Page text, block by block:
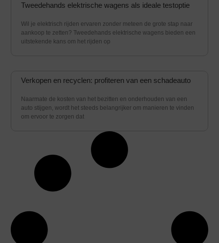
Tweedehands elektrische wagens als ideale testoptie
Wil je elektrisch rijden ervaren zonder meteen de grote stap naar
aankoop te zetten? Tweedehands elektrische wagens bieden een
uitstekende kans om het rijden op
Verkopen en recyclen: profiteren van een schadeauto
Naarmate de kosten van het bezitten en onderhouden van een
auto stijgen, wordt het steeds belangrijker om manieren te vinden
om ervoor te zorgen dat